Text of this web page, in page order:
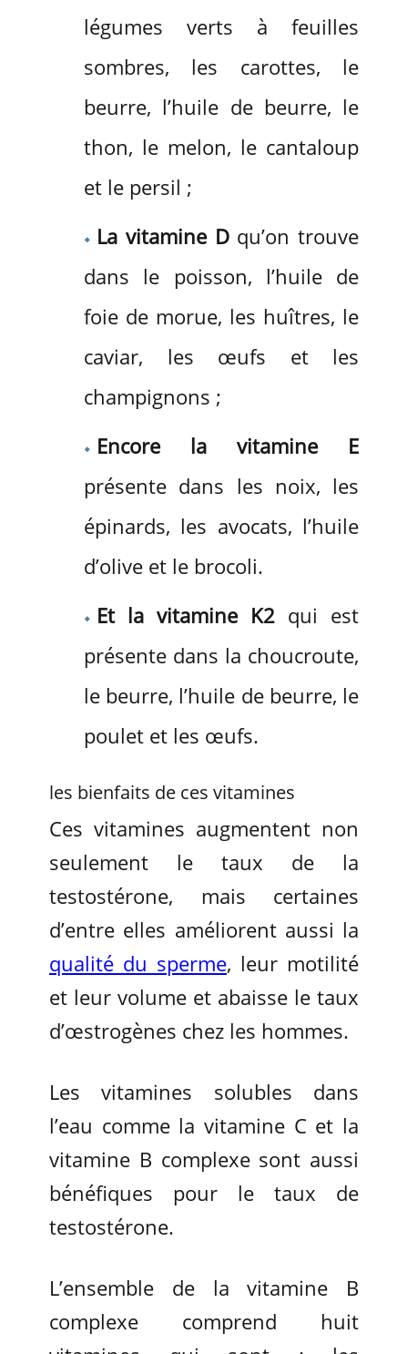
légumes verts à feuilles
sombres, les carottes, le
beurre, l’huile de beurre, le
thon, le melon, le cantaloup
et le persil ;
La vitamine Dqu’on trouve
dans le poisson, l’huile de
foie de morue, les huîtres, le
caviar, les œufs et les
champignons ;
Encore la vitamine E
présente dans les noix, les
épinards, les avocats, l’huile
d’olive et le brocoli.
Et la vitamine K2 qui est
présente dans la choucroute,
le beurre, l’huile de beurre, le
poulet et les œufs.
les bienfaits de ces vitamines
Ces vitamines augmentent non
seulement le taux de la
testostérone, mais certaines
d’entre elles améliorent aussi la
qualité du sperme, leur motilité
et leur volume et abaisse le taux
d’œstrogènes chez les hommes.
Les vitamines solubles dans
l’eau comme la vitamine C et la
vitamine B complexe sont aussi
bénéfiques pour le taux de
testostérone.
L’ensemble de la vitamine B
complexe comprend huit